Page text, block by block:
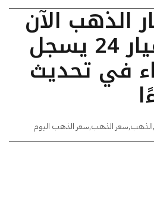
الذهب الآن
في مصر: عيار 24 يسجل
في تحديث
,الذهب,سعر الذهب,سعر الذهب اليوم